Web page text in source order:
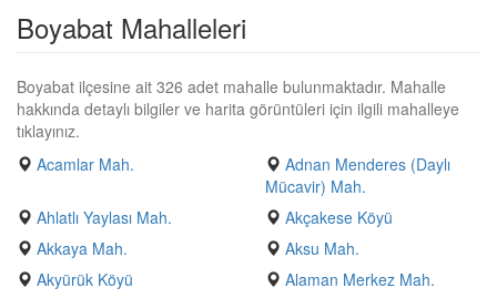
Boyabat Mahalleleri
Boyabat ilçesine ait 326 adet mahalle bulunmaktadır. Mahalle
hakkında detaylı bilgiler ve harita görüntüleri için ilgili mahalleye
tıklayınız.
Acamlar Mah.
Adnan Menderes (Daylı
Mücavir) Mah.
Ahlatlı Yaylası Mah.
Akçakese Köyü
Akkaya Mah.
Aksu Mah.
Akyürük Köyü
Alaman Merkez Mah.